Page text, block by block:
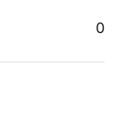
0